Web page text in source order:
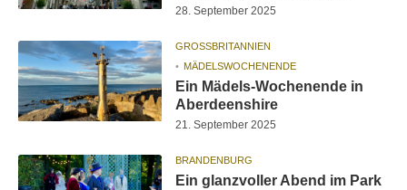
28. September 2025
GROSSBRITANNIEN
MÄDELSWOCHENENDE
Ein Mädels-Wochenende in
Aberdeenshire
21. September 2025
BRANDENBURG
Ein glanzvoller Abend im Park